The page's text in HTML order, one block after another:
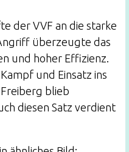
der VVF an die starke
überzeugte das
und hoher Effizienz.
und Einsatz ins
blieb
diesen Satz verdient